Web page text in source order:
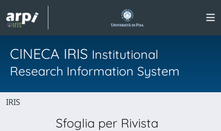
CINECA IRIS Institutional
Research Information System
IRIS
Sfoglia per Rivista